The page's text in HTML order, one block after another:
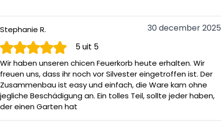
- Vierkante vuurschaal op poten
- Inclusief gaas voor veiligheid
-Standaard geleverd met schepje en vuur pook
- 61 cm × 61 cm × 35 cm
- Zwart staal geeft robuuste look
Stephanie R.
5uit 5
30 december 2025
Wir haben unseren chicen Feuerkorb heute erhalten. Wir
freuen uns, dass ihr noch vor Silvester eingetroffen ist. Der
Zusammenbau ist easy und einfach, die Ware kam ohne
jegliche Beschädigung an. Ein tolles Teil, sollte jeder haben,
der einen Garten hat